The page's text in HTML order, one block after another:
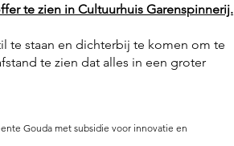
te zien in Cultuurhuis Garenspinnerij.
te staan en dichterbij te komen om te
te zien dat alles in een groter
Gouda met subsidie voor innovatie en